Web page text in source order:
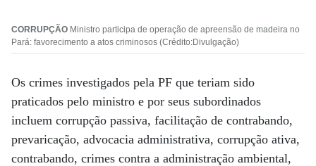
CORRUPÇÃO Ministro participa de operação de apreensão de madeira no
Pará: favorecimento a atos criminosos (Crédito:Divulgação)
Os crimes investigados pela PF que teriam sido
praticados pelo ministro e por seus subordinados
incluem corrupção passiva, facilitação de contrabando,
prevaricação, advocacia administrativa, corrupção ativa,
contrabando, crimes contra a administração ambiental,